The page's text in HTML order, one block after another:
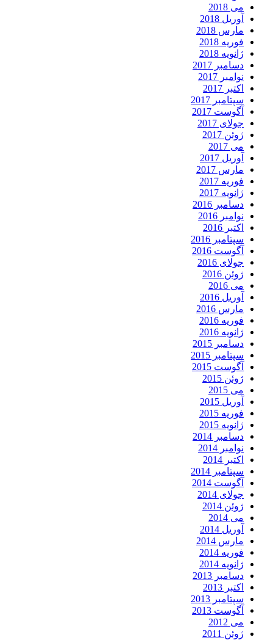
می 2018
آوریل 2018
مارس 2018
فوریه 2018
ژانویه 2018
دسامبر 2017
نوامبر 2017
اکتبر 2017
سپتامبر 2017
آگوست 2017
جولای 2017
ژوئن 2017
می 2017
آوریل 2017
مارس 2017
فوریه 2017
ژانویه 2017
دسامبر 2016
نوامبر 2016
اکتبر 2016
سپتامبر 2016
آگوست 2016
جولای 2016
ژوئن 2016
می 2016
آوریل 2016
مارس 2016
فوریه 2016
ژانویه 2016
دسامبر 2015
سپتامبر 2015
آگوست 2015
ژوئن 2015
می 2015
آوریل 2015
فوریه 2015
ژانویه 2015
دسامبر 2014
نوامبر 2014
اکتبر 2014
سپتامبر 2014
آگوست 2014
جولای 2014
ژوئن 2014
می 2014
آوریل 2014
مارس 2014
فوریه 2014
ژانویه 2014
دسامبر 2013
اکتبر 2013
سپتامبر 2013
آگوست 2013
می 2012
ژوئن 2011